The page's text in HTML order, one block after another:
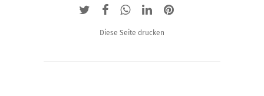
gewählt
Diese Seite drucken